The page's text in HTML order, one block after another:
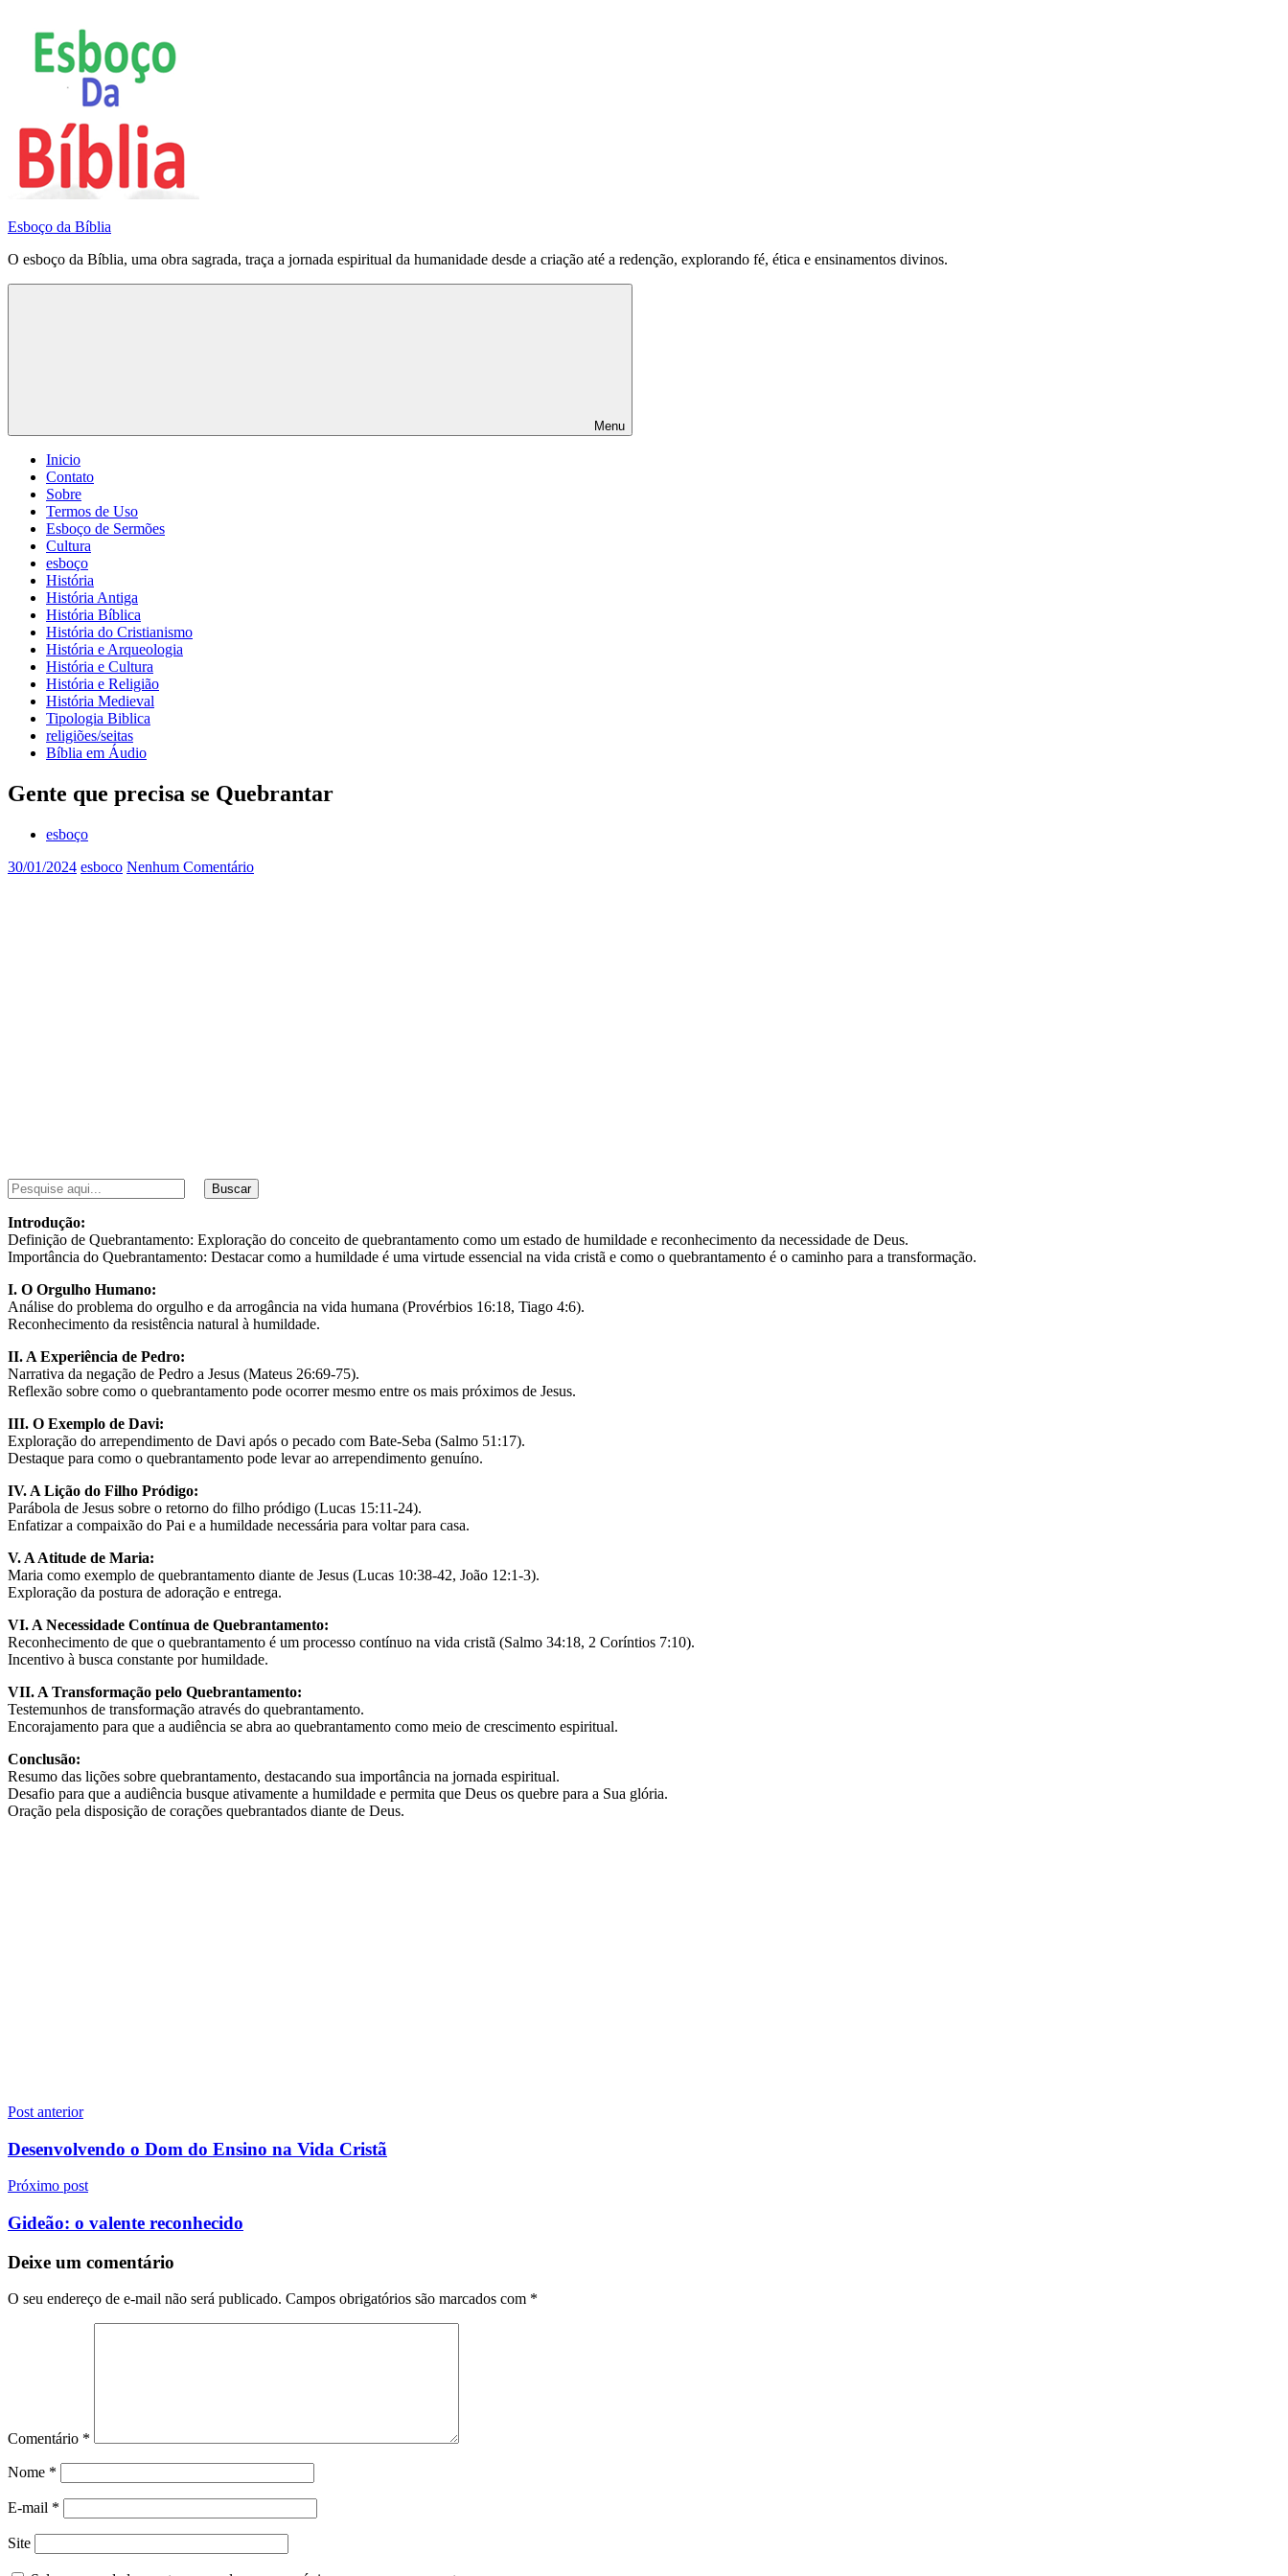
conteúdo
Esboço da Bíblia
O esboço da Bíblia, uma obra sagrada, traça a jornada espiritual da humanidade desde a criação até a redenção, explorando fé, ética e ensinamentos divinos.
Menu
Inicio
Contato
Sobre
Termos de Uso
Esboço de Sermões
Cultura
esboço
História
História Antiga
História Bíblica
História do Cristianismo
História e Arqueologia
História e Cultura
História e Religião
História Medieval
Tipologia Biblica
religiões/seitas
Bíblia em Áudio
Gente que precisa se Quebrantar
esboço
30/01/2024 esboco Nenhum Comentário
Buscar
Introdução:
Definição de Quebrantamento: Exploração do conceito de quebrantamento como um estado de humildade e reconhecimento da necessidade de Deus.
Importância do Quebrantamento: Destacar como a humildade é uma virtude essencial na vida cristã e como o quebrantamento é o caminho para a transformação.
I. O Orgulho Humano:
Análise do problema do orgulho e da arrogância na vida humana (Provérbios 16:18, Tiago 4:6).
Reconhecimento da resistência natural à humildade.
II. A Experiência de Pedro:
Narrativa da negação de Pedro a Jesus (Mateus 26:69-75).
Reflexão sobre como o quebrantamento pode ocorrer mesmo entre os mais próximos de Jesus.
III. O Exemplo de Davi:
Exploração do arrependimento de Davi após o pecado com Bate-Seba (Salmo 51:17).
Destaque para como o quebrantamento pode levar ao arrependimento genuíno.
IV. A Lição do Filho Pródigo:
Parábola de Jesus sobre o retorno do filho pródigo (Lucas 15:11-24).
Enfatizar a compaixão do Pai e a humildade necessária para voltar para casa.
V. A Atitude de Maria:
Maria como exemplo de quebrantamento diante de Jesus (Lucas 10:38-42, João 12:1-3).
Exploração da postura de adoração e entrega.
VI. A Necessidade Contínua de Quebrantamento:
Reconhecimento de que o quebrantamento é um processo contínuo na vida cristã (Salmo 34:18, 2 Coríntios 7:10).
Incentivo à busca constante por humildade.
VII. A Transformação pelo Quebrantamento:
Testemunhos de transformação através do quebrantamento.
Encorajamento para que a audiência se abra ao quebrantamento como meio de crescimento espiritual.
Conclusão:
Resumo das lições sobre quebrantamento, destacando sua importância na jornada espiritual.
Desafio para que a audiência busque ativamente a humildade e permita que Deus os quebre para a Sua glória.
Oração pela disposição de corações quebrantados diante de Deus.
Navegação
de
Post anterior
Desenvolvendo o Dom do Ensino na Vida Cristã
Próximo post
Gideão: o valente reconhecido
Deixe um comentário
O seu endereço de e-mail não será publicado. Campos obrigatórios são marcados com *
Comentário *
Nome *
E-mail *
Site